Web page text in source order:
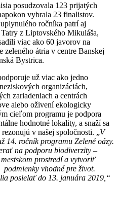
posudzovala 123 prijatých
vybrala 23 finalistov.
ročníka patrí aj
z Liptovského Mikuláša,
viac ako 60 javorov na
átria v centre Banskej
Bystrica.
už viac ako jedno
organizáciách,
zariadeniach a centrách
alebo oživení ekologicky
cieľom programu je podpora
hodnotné lokality, a snaží sa
v našej spoločnosti. „V
14. ročník programu Zelené oázy.
na podporu biodiverzity –
prostredí a vytvoriť
vhodné pre život.
posielať do 13. januára 2019,“